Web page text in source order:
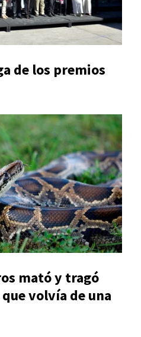
de los premios
mató y tragó
volvía de una